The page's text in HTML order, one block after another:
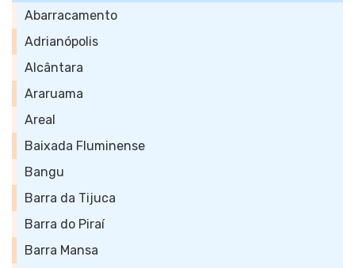
Abarracamento
Adrianópolis
Alcântara
Araruama
Areal
Baixada Fluminense
Bangu
Barra da Tijuca
Barra do Piraí
Barra Mansa